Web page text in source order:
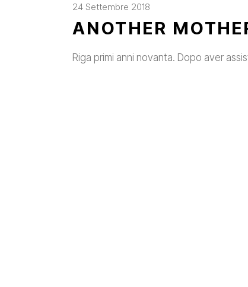
24 Settembre 2018
ANOTHER
Riga primi anni novanta. Dopo aver